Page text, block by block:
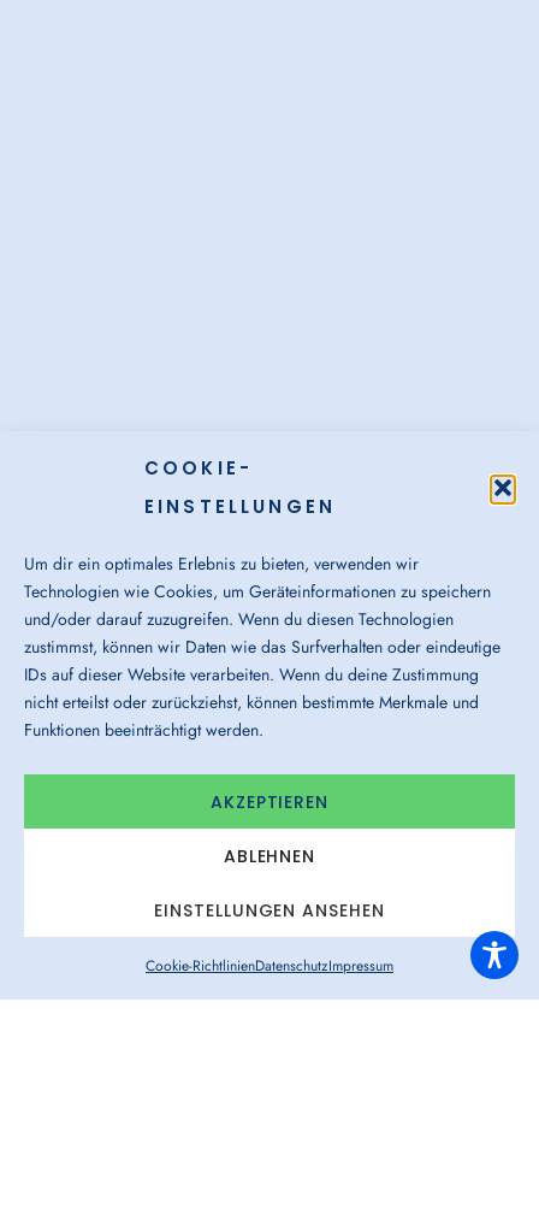
COOKIE-
EINSTELLUNGEN
Um dir ein optimales Erlebnis zu bieten, verwenden wir
Technologien wie Cookies, um Geräteinformationen zu speichern
und/oder darauf zuzugreifen. Wenn du diesen Technologien
zustimmst, können wir Daten wie das Surfverhalten oder eindeutige
IDs auf dieser Website verarbeiten. Wenn du deine Zustimmung
nicht erteilst oder zurückziehst, können bestimmte Merkmale und
Funktionen beeinträchtigt werden.
AKZEPTIEREN
ABLEHNEN
EINSTELLUNGEN ANSEHEN
Cookie-RichtlinienDatenschutzImpressum